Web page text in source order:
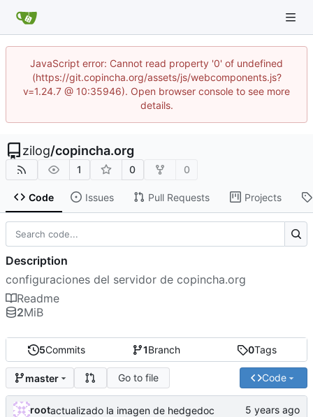
JavaScript error: Cannot read property '0' of undefined
(https://git.copincha.org/assets/js/webcomponents.js?
v=1.24.7 @ 10:35946). Open browser console to see more
details.
zilog/copincha.org
1 0 0
Code Issues Pull Requests Projects
5Commits 1Branch 0Tags
master Go to file Code
rootactualizado la imagen de hedgedoc
Description
configuraciones del servidor de copincha.org
Readme
2MiB